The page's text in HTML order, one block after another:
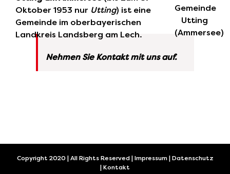
Oktober 1953 nur Utting) ist eine
Gemeinde im oberbayerischen
Landkreis Landsberg am Lech.
Nehmen Sie Kontakt mit uns auf.
Copyright 2020 | All Rights Reserved | Impressum| Datenschutz
Kontakt